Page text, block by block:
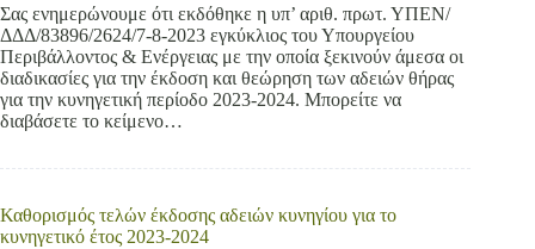
Σας ενημερώνουμε ότι εκδόθηκε η υπ’ αριθ. πρωτ. ΥΠΕΝ/
ΔΔΔ/83896/2624/7-8-2023 εγκύκλιος του Υπουργείου
Περιβάλλοντος & Ενέργειας με την οποία ξεκινούν άμεσα οι
διαδικασίες για την έκδοση και θεώρηση των αδειών θήρας
για την κυνηγετική περίοδο 2023-2024. Μπορείτε να
διαβάσετε το κείμενο…
Καθορισμός τελών έκδοσης αδειών κυνηγίου για το
κυνηγετικό έτος 2023-2024